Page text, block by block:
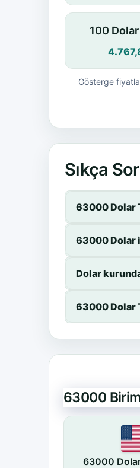
100
Gösterge
Sıkça
63000 Dolar
63000 Dolar
Dolar
63000 Dolar
63000
63000